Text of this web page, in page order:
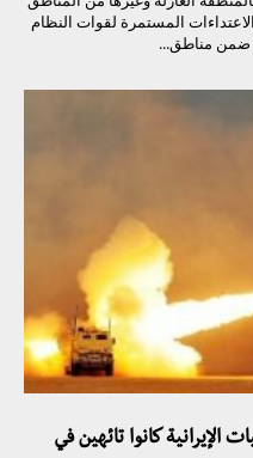
المستمرة لقوات النظام
ضمن مناطق...
كانوا تائهين في